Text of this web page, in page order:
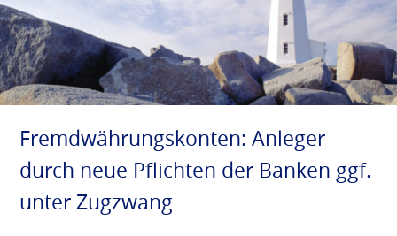
Fremdwährungskonten: Anleger
durch neue Pflichten der Banken ggf.
unter Zugzwang